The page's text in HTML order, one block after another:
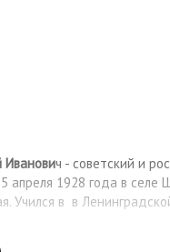
Иванович - советский и
апреля 1928 года в селе
Учился в в